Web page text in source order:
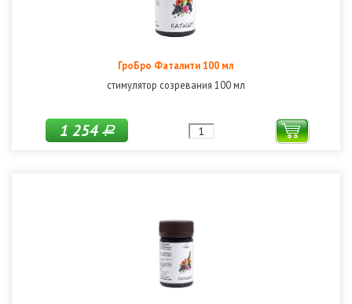
ГроБро Фаталити 100 мл
стимулятор созревания 100 мл
1 254Р